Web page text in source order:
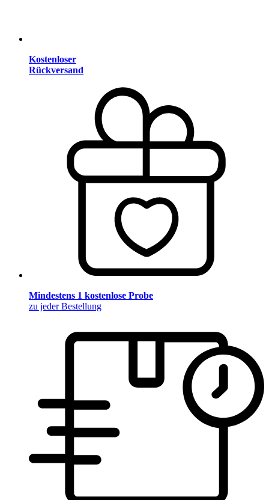
Kostenloser
Rückversand
Mindestens 1 kostenlose Probe
zu jeder Bestellung